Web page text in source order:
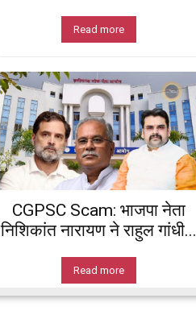
Read more
CGPSC Scam: भाजपा नेता
निशिकांत नारायण ने राहुल गांधी...
Read more